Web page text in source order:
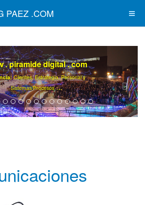
PAEZ .COM
. piramide digital . com
Clientes, Estrategia, Personal y
Sistemas/Procesos...